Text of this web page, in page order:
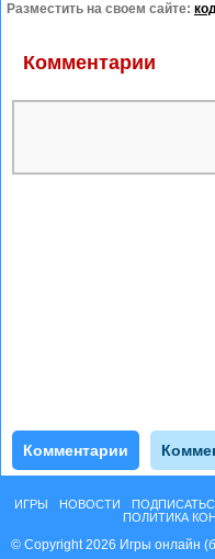
Разместить на своем сайте:
Комментарии
Комментарии
ИГРЫ НОВОСТИ
ПОЛИТИКА
© Copyright 2026 Игры онлайн